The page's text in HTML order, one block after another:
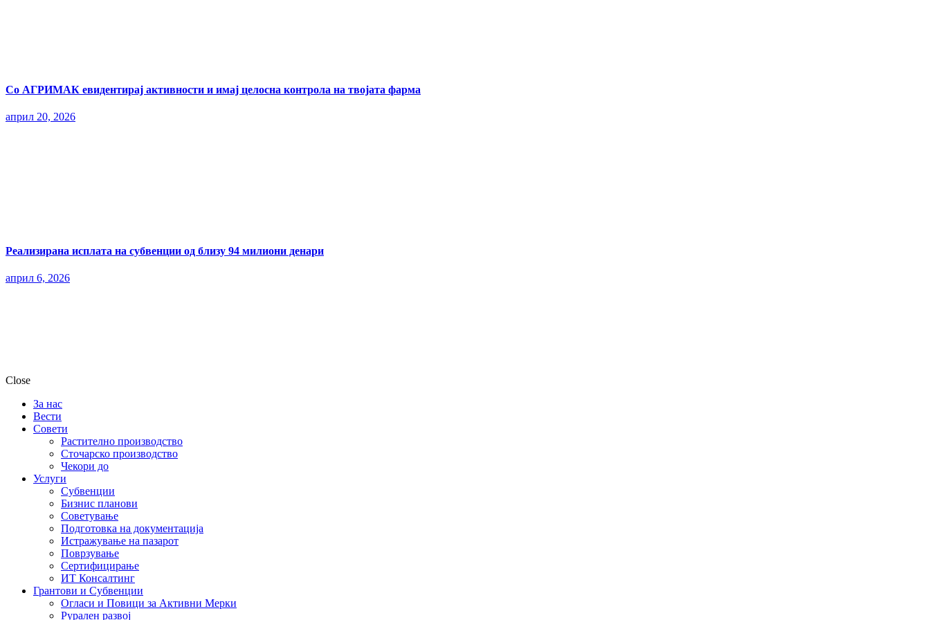
Со АГРИМАК евидентирај активности и имај целосна контрола на твојата фарма
април 20, 2026
Реализирана исплата на субвенции од близу 94 милиони денари
април 6, 2026
Close
За нас
Вести
Совети
Растително производство
Сточарско производство
Чекори до
Услуги
Субвенции
Бизнис планови
Советување
Подготовка на документација
Истражување на пазарот
Поврзување
Сертифицирање
ИТ Консалтинг
Грантови и Субвенции
Огласи и Повици за Активни Мерки
Рурален развој